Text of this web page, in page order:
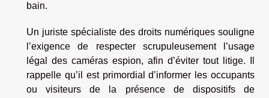
bain.
Un juriste spécialiste des droits numériques souligne
l’exigence de respecter scrupuleusement l’usage
légal des caméras espion, afin d’éviter tout litige. Il
rappelle qu’il est primordial d’informer les occupants
ou visiteurs de la présence de dispositifs de